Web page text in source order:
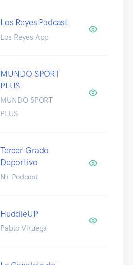
Los Reyes Podcast
Los Reyes App
MUNDO SPORT
PLUS
MUNDO SPORT
PLUS
Tercer Grado
Deportivo
N+ Podcast
HuddleUP
Pablo Viruega